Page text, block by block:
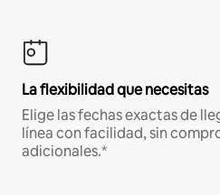
La flexibilidad que necesitas
Elige las fechas exactas de
línea con facilidad, sin
adicionales.*